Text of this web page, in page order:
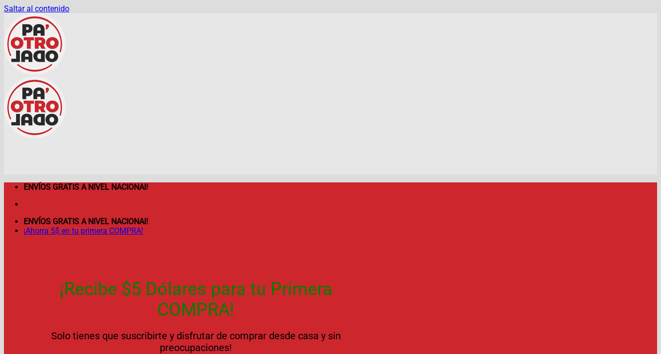
Saltar al contenido
ENVÍOS GRATIS A NIVEL NACIONAl!
ENVÍOS GRATIS A NIVEL NACIONAl!
¡Ahorra 5$ en tu primera COMPRA!
¡Recibe $5 Dólares para tu Primera
COMPRA!
Solo tienes que suscribirte y disfrutar de comprar desde casa y sin
preocupaciones!